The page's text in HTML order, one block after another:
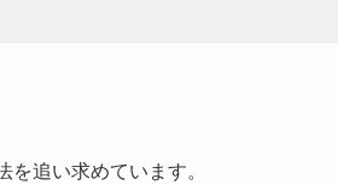
追い求めています。